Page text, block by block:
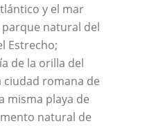
y el mar
natural del
Estrecho;
de la orilla del
ciudad romana de
misma playa de
natural de